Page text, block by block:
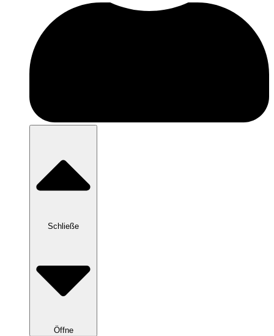
Schließe
Öffne